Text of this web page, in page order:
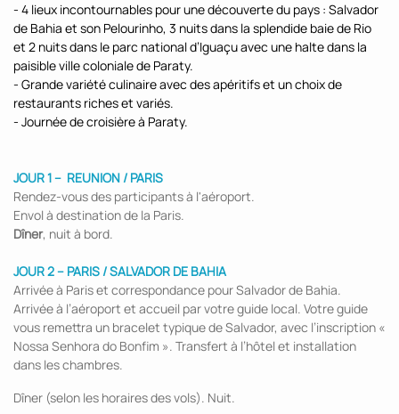
- 4 lieux incontournables pour une découverte du pays : Salvador
de Bahia et son Pelourinho, 3 nuits dans la splendide baie de Rio
et 2 nuits dans le parc national d’Iguaçu avec une halte dans la
paisible ville coloniale de Paraty.
- Grande variété culinaire avec des apéritifs et un choix de
restaurants riches et variés.
- Journée de croisière à Paraty.
JOUR 1 – REUNION / PARIS
Rendez-vous des participants à l'aéroport.
Envol à destination de la Paris.
Dîner, nuit à bord.
JOUR 2 – PARIS / SALVADOR DE BAHIA
Arrivée à Paris et correspondance pour Salvador de Bahia.
Arrivée à l’aéroport et accueil par votre guide local. Votre guide
vous remettra un bracelet typique de Salvador, avec l’inscription «
Nossa Senhora do Bonfim ». Transfert à l’hôtel et installation
dans les chambres.
Dîner (selon les horaires des vols). Nuit.